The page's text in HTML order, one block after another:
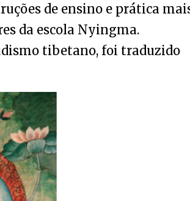
de ensino e prática
da escola Nyingma.
tibetano, foi traduzido